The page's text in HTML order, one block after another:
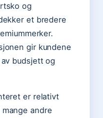
og
et bredere
gir kundene
budsjett og
er relativt
andre